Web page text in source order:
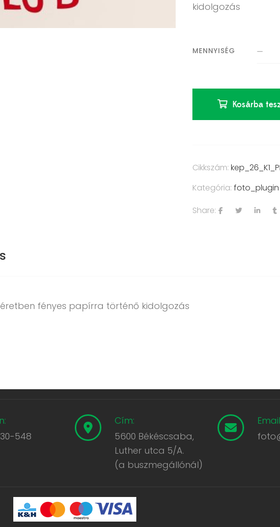
kidolgozás
MENNYISÉG
Kosárba
Cikkszám:
Kategória:foto_plugin
Share:
fényes papírra történő kidolgozás
548
Cím:
5600 Békéscsaba,
Luther utca 5/A.
(a buszmegállónál)